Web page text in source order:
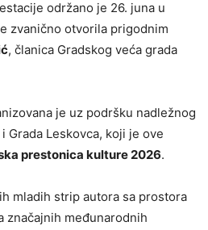
održano je 26. juna u
zvanično otvorila prigodnim
, članica Gradskog veća grada
je uz podršku nadležnog
Grada Leskovca, koji je ove
prestonica kulture 2026.
mladih strip autora sa prostora
značajnih međunarodnih